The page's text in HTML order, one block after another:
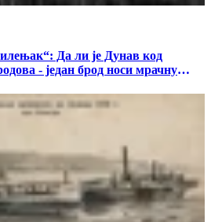
Да ли је Дунав код
- један брод носи мрачну